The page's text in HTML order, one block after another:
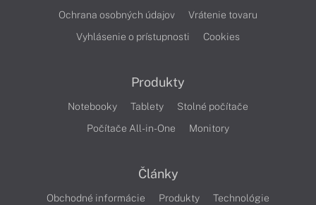
Ochrana osobných údajov
Vrátenie tovaru
Vyhlásenie o prístupnosti
Cookies
Produkty
Notebooky Tablety
Stolné počítače
Počítače All-in-One
Monitory
Články
Obchodné informácie Produkty
Technológie